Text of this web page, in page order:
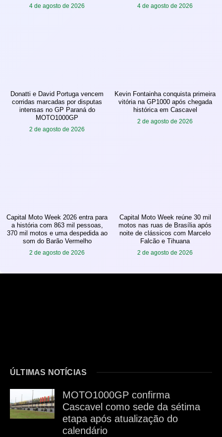
4 de agosto de 2026 4 de agosto de 2026
Donatti e David Portuga vencem
corridas marcadas por disputas
intensas no GP Paraná do
MOTO1000GP
2 de agosto de 2026
Kevin Fontainha conquista primeira
vitória na GP1000 após chegada
histórica em Cascavel
2 de agosto de 2026
Capital Moto Week 2026 entra para
a história com 863 mil pessoas,
370 mil motos e uma despedida ao
som do Barão Vermelho
2 de agosto de 2026
Capital Moto Week reúne 30 mil
motos nas ruas de Brasília após
noite de clássicos com Marcelo
Falcão e Tihuana
2 de agosto de 2026
ÚLTIMAS NOTÍCIAS
MOTO1000GP confirma
Cascavel como sede da sétima
etapa após atualização do
calendário